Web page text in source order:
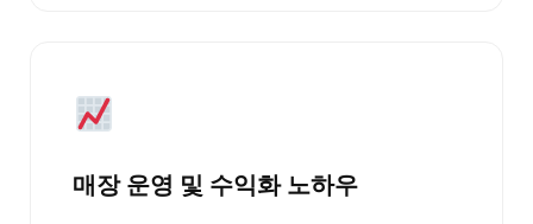
매장 운영 및 수익화 노하우